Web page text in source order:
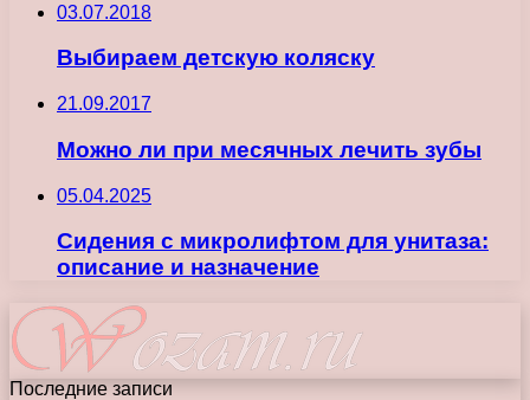
03.07.2018
Выбираем детскую коляску
21.09.2017
Можно ли при месячных лечить зубы
05.04.2025
Сидения с микролифтом для унитаза:
описание и назначение
Последние записи